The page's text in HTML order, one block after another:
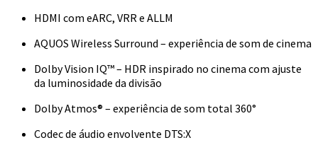
HDMI com eARC, VRR e ALLM
AQUOS Wireless Surround – experiência de som de cinema
Dolby Vision IQ™ – HDR inspirado no cinema com ajuste
da luminosidade da divisão
Dolby Atmos® – experiência de som total 360°
Codec de áudio envolvente DTS:X